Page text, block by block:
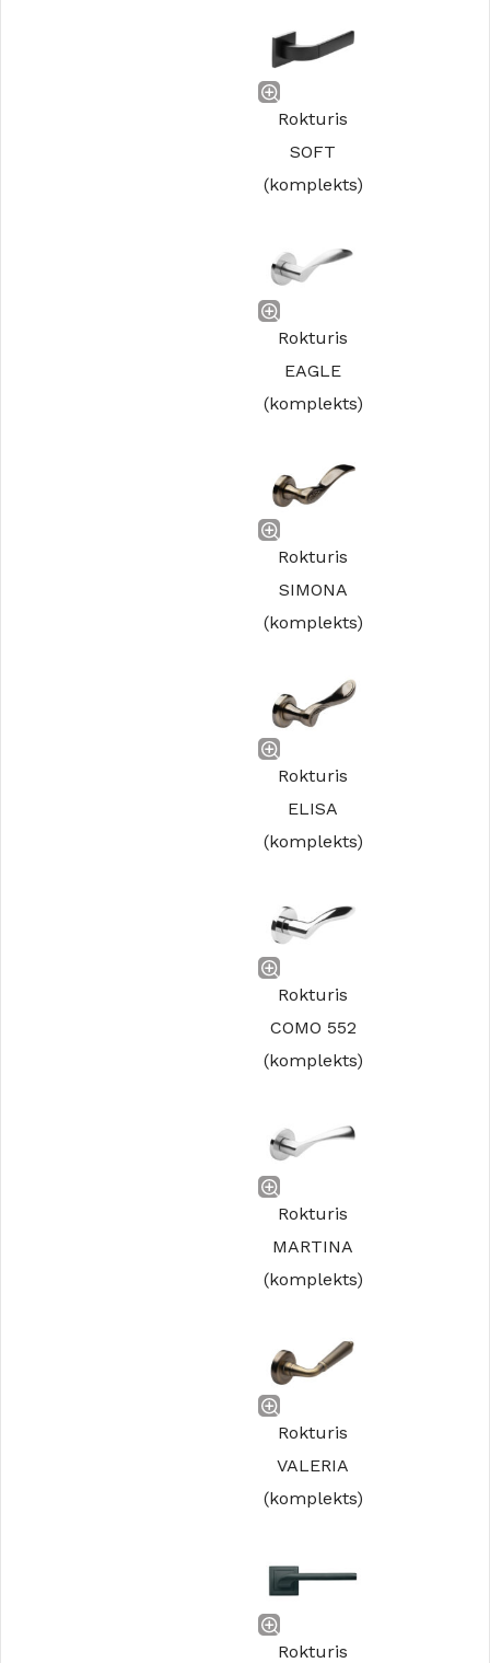
Rokturis
SOFT
(komplekts)
Rokturis
EAGLE
(komplekts)
Rokturis
SIMONA
(komplekts)
Rokturis
ELISA
(komplekts)
Rokturis
COMO 552
(komplekts)
Rokturis
MARTINA
(komplekts)
Rokturis
VALERIA
(komplekts)
Rokturis